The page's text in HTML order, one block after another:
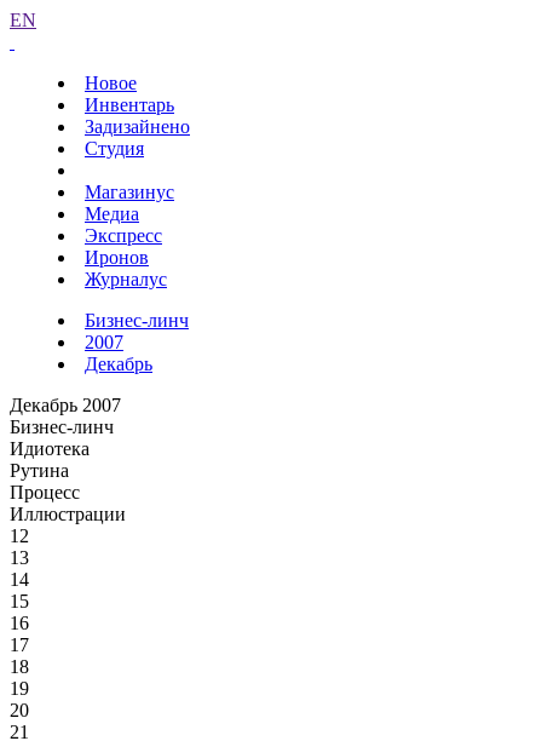
EN
Новое
Инвентарь
Задизайнено
Студия
Магазинус
Медиа
Экспресс
Иронов
Журналус
Бизнес-линч
2007
Декабрь
Декабрь 2007
Бизнес-линч
Идиотека
Рутина
Процесс
Иллюстрации
12
13
14
15
16
17
18
19
20
21